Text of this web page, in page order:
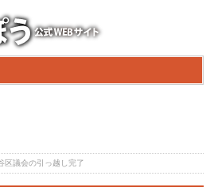
区議会の引っ越し完了